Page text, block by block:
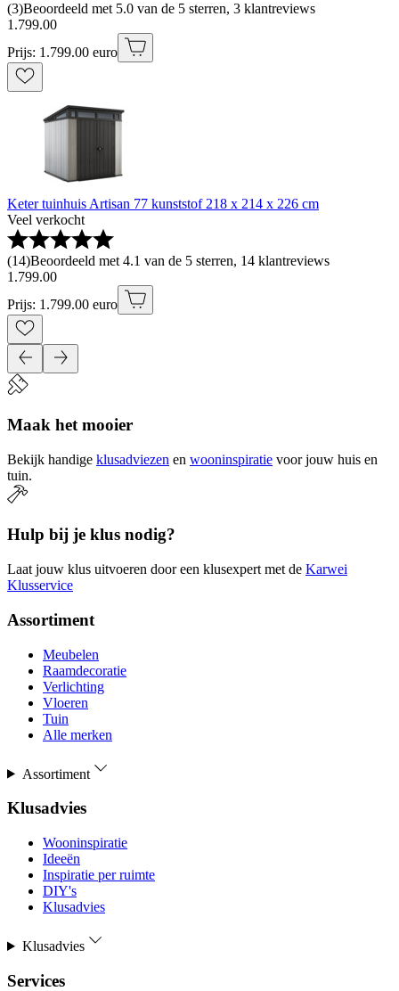
(3)Beoordeeld met 5.0 van de 5 sterren, 3 klantreviews
1 .799.00
Prijs: 1.799.00 euro
Keter tuinhuis Artisan 77 kunststof 218 x 214 x 226 cm
Veel verkocht
(14)Beoordeeld met 4.1 van de 5 sterren, 14 klantreviews
1 .799.00
Prijs: 1.799.00 euro
Maak het mooier
Bekijk handige klusadviezen en wooninspiratie voor jouw huis en
tuin.
Hulp bij je klus nodig?
Laat jouw klus uitvoeren door een klusexpert met de Karwei
Klusservice
Assortiment
Meubelen
Raamdecoratie
Verlichting
Vloeren
Tuin
Alle merken
Assortiment
Klusadvies
Wooninspiratie
Ideeën
Inspiratie per ruimte
DIY's
Klusadvies
Klusadvies
Services